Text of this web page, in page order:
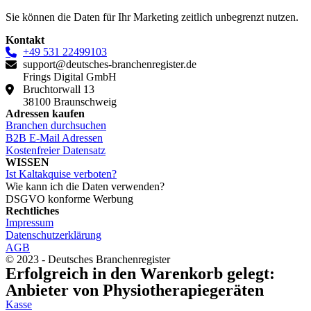
Sie können die Daten für Ihr Marketing zeitlich unbegrenzt nutzen.
Kontakt
+49 531 22499103
support@deutsches-branchenregister.de
Frings Digital GmbH
Bruchtorwall 13
38100 Braunschweig
Adressen kaufen
Branchen durchsuchen
B2B E-Mail Adressen
Kostenfreier Datensatz
WISSEN
Ist Kaltakquise verboten?
Wie kann ich die Daten verwenden?
DSGVO konforme Werbung
Rechtliches
Impressum
Datenschutzerklärung
AGB
© 2023 - Deutsches Branchenregister
Erfolgreich in den Warenkorb gelegt:
Anbieter von Physiotherapiegeräten
Kasse